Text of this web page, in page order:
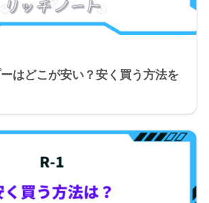
はどこが安い？安く買う方法を